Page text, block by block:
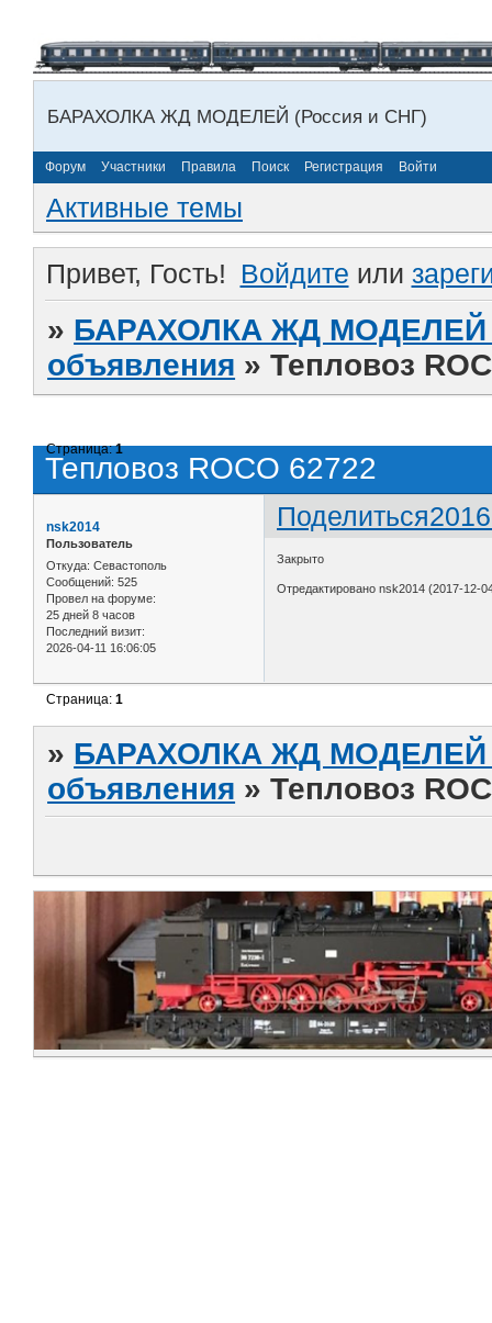
БАРАХОЛКА ЖД МОДЕЛЕЙ (Россия и СНГ)
Форум Участники Правила Поиск Регистрация Войти
Активные темы
Привет, Гость! Войдите или
» БАРАХОЛКА ЖД МОДЕЛЕЙ
объявления »Тепловоз
Тепловоз ROCO 62722
Страница:1
Поделиться
nsk2014
Пользователь
Откуда: Севастополь
Сообщений: 525
Провел на форуме:
25 дней 8 часов
Последний визит:
2026-04-11 16:06:05
Закрыто
Отредактировано nsk2014 (2017-12-
Страница:1
» БАРАХОЛКА ЖД МОДЕЛЕЙ
объявления »Тепловоз